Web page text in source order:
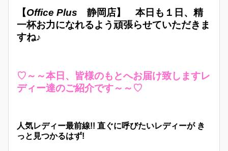
【Office Plus 静岡店】
本日も１日、精
一杯お力になれるよう頑張らせていただきま
すね♪
♡～～本日、皆様のもとへお届け致しますレ
ディー達のご紹介です～～♡
人気レディー最前線!! 直ぐに呼びたいレディーが き
っと見つかるはず!